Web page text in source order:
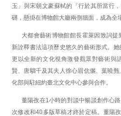
玉」與宋朝文豪蘇軾的「行於其所當行
礴，懸掛在博物館大廳兩側牆面，成為全
大都會藝術博物館館長霍萊因致詞
新詮釋書法這項歷史悠久的藝術形式。
更以全新的文化視角激發觀眾對藝術與
賢、唐騮千及其夫人徐心眉伉儷、葉曉
化部與駐紐約臺北文化中心參與合作。
董陽孜在1小時的對談中暢談創作心
次修改和40多版草稿才終於定稿。董陽